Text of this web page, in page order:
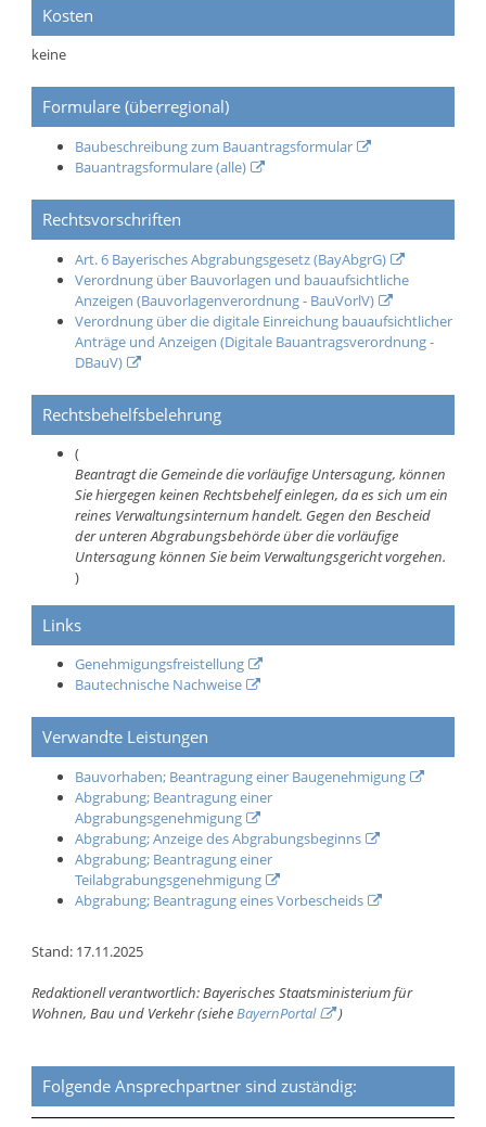
Kosten
keine
Formulare (überregional)
Baubeschreibung zum Bauantragsformular
Bauantragsformulare (alle)
Rechtsvorschriften
Art. 6 Bayerisches Abgrabungsgesetz (BayAbgrG)
Verordnung über Bauvorlagen und bauaufsichtliche
Anzeigen (Bauvorlagenverordnung - BauVorlV)
Verordnung über die digitale Einreichung bauaufsichtlicher
Anträge und Anzeigen (Digitale Bauantragsverordnung -
DBauV)
Rechtsbehelfsbelehrung
(
Beantragt die Gemeinde die vorläufige Untersagung, können
Sie hiergegen keinen Rechtsbehelf einlegen, da es sich um ein
reines Verwaltungsinternum handelt. Gegen den Bescheid
der unteren Abgrabungsbehörde über die vorläufige
Untersagung können Sie beim Verwaltungsgericht vorgehen.
)
Links
Genehmigungsfreistellung
Bautechnische Nachweise
Verwandte Leistungen
Bauvorhaben; Beantragung einer Baugenehmigung
Abgrabung; Beantragung einer
Abgrabungsgenehmigung
Abgrabung; Anzeige des Abgrabungsbeginns
Abgrabung; Beantragung einer
Teilabgrabungsgenehmigung
Abgrabung; Beantragung eines Vorbescheids
Stand: 17.11.2025
Redaktionell verantwortlich: Bayerisches Staatsministerium für
Wohnen, Bau und Verkehr (sieheBayernPortal )
Folgende Ansprechpartner sind zuständig: